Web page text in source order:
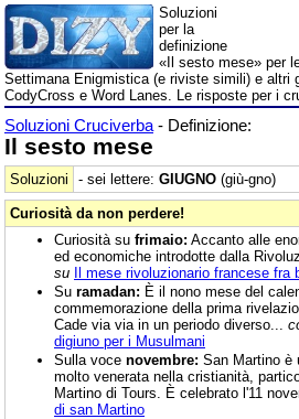
Soluzioni
per la
definizione
«Il sesto mese» per
Settimana Enigmistica (e riviste simili) e altri
CodyCross e Word Lanes. Le risposte per i
Soluzioni Cruciverba - Definizione:
Il sesto mese
Soluzioni - sei lettere: GIUGNO (giù-gno)
Curiosità da non perdere!
Curiosità su frimaio: Accanto alle
ed economiche introdotte dalla
su Il mese rivoluzionario francese fra
Su ramadan: È il nono mese del
commemorazione della prima
Cade via via in un periodo diverso...
digiuno per i Musulmani
Sulla voce novembre: San Martino è
molto venerata nella cristianità,
Martino di Tours. È celebrato l'11
di san Martino